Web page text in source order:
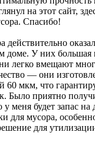
на этот сайт,
Спасибо!
доме. У них большая
легко вмещают
— они
60 мкм, что
Было приятно
у меня будет запас
для мусора,
для